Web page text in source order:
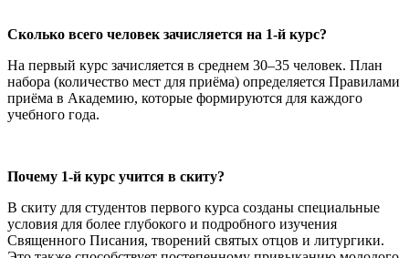
Сколько всего человек зачисляется на 1-й курс?
На первый курс зачисляется в среднем 30–35 человек. План
набора (количество мест для приёма) определяется Правилами
приёма в Академию, которые формируются для каждого
учебного года.
Почему 1-й курс учится в скиту?
В скиту для студентов первого курса созданы специальные
условия для более глубокого и подробного изучения
Священного Писания, творений святых отцов и литургики.